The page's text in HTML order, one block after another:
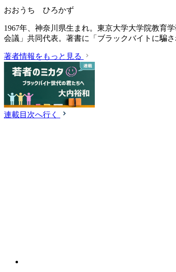
おおうち ひろかず
1967年、神奈川県生まれ。東京大学大学院教育
会議」共同代表。著書に「ブラックバイトに騙
著者情報をもっと見る
連載目次へ行く